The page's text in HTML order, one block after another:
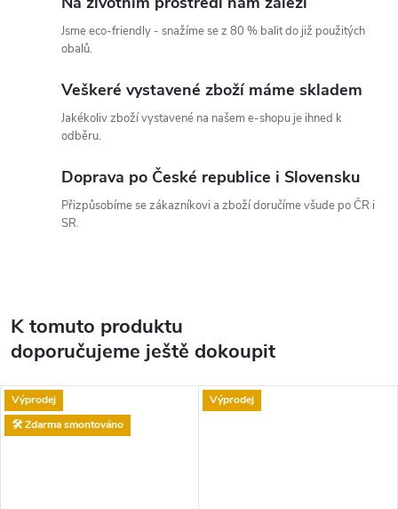
Jsme eco-friendly - snažíme se z 80 % balit do již použitých
obalů.
Veškeré vystavené zboží máme skladem
Jakékoliv zboží vystavené na našem e-shopu je ihned k
odběru.
Doprava po České republice i Slovensku
Přizpůsobíme se zákazníkovi a zboží doručíme všude po ČR i
SR.
K tomuto produktu
doporučujeme ještě dokoupit
Výprodej
🛠️ Zdarma smontováno
Výprodej